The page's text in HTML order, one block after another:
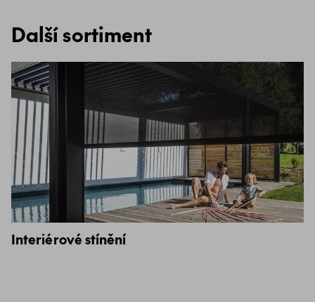
Další sortiment
Interiérové stínění